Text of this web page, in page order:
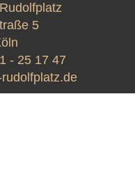
5
- 25 17 47